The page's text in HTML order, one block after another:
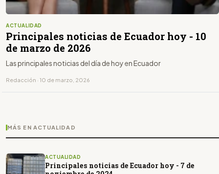
ACTUALIDAD
Principales noticias de Ecuador hoy - 10
de marzo de 2026
Las principales noticias del día de hoy en Ecuador
Redacción · 10 de marzo, 2026
MÁS EN ACTUALIDAD
ACTUALIDAD
Principales noticias de Ecuador hoy - 7 de